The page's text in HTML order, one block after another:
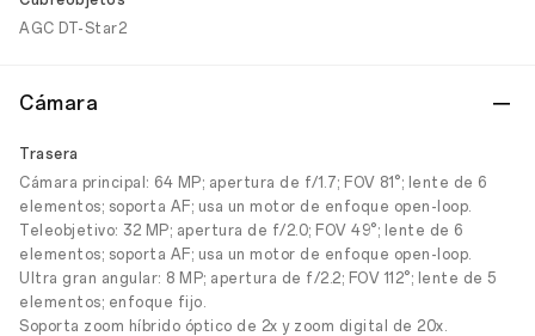
AGC DT-Star2
Cámara
Trasera
Cámara principal: 64 MP; apertura de f/1.7; FOV 81°; lente de 6
elementos; soporta AF; usa un motor de enfoque open-loop.
Teleobjetivo: 32 MP; apertura de f/2.0; FOV 49°; lente de 6
elementos; soporta AF; usa un motor de enfoque open-loop.
Ultra gran angular: 8 MP; apertura de f/2.2; FOV 112°; lente de 5
elementos; enfoque fijo.
Soporta zoom híbrido óptico de 2x y zoom digital de 20x.